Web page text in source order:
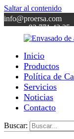
Saltar al contenido
93 771 42 25
Envasado
aerosoles
Proersa
Aerosoles
Fabricante
aerosoles
desde
1969
Inicio
Productos
Política de
Servicios
Noticias
Contacto
Buscar: